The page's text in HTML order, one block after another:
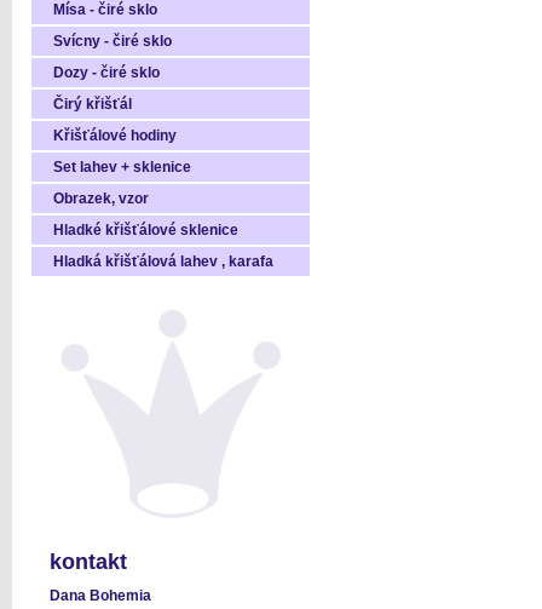
Mísa - čiré sklo
Svícny - čiré sklo
Dozy - čiré sklo
Čirý křišťál
Křišťálové hodiny
Set lahev + sklenice
Obrazek, vzor
Hladké křišťálové sklenice
Hladká křišťálová lahev , karafa
kontakt
Dana Bohemia